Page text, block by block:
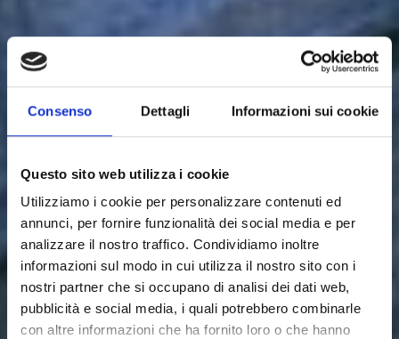
Consenso Dettagli Informazioni sui cookie
Questo sito web utilizza i cookie
Utilizziamo i cookie per personalizzare contenuti ed
annunci, per fornire funzionalità dei social media e per
analizzare il nostro traffico. Condividiamo inoltre
informazioni sul modo in cui utilizza il nostro sito con i
nostri partner che si occupano di analisi dei dati web,
pubblicità e social media, i quali potrebbero combinarle
con altre informazioni che ha fornito loro o che hanno